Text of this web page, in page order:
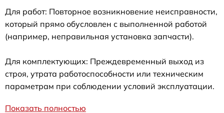
Для работ: Повторное возникновение неисправности,
который прямо обусловлен с выполненной работой
(например, неправильная установка запчасти).
Для комплектующих: Преждевременный выход из
строя, утрата работоспособности или техническим
параметрам при соблюдении условий эксплуатации.
Показать полностью